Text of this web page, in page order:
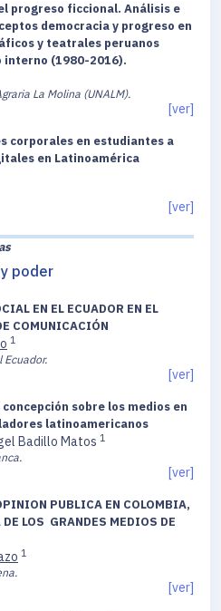
progreso ficcional. Análisis e
democracia y progreso en
y teatrales peruanos
(1980-2016).
La Molina (UNALM).
[ver]
corporales en estudiantes a
en Latinoamérica
[ver]
poder
EN EL ECUADOR EN EL
COMUNICACIÓN
1
Ecuador.
[ver]
sobre los medios en
latinoamericanos
Badillo Matos 1
[ver]
PUBLICA EN COLOMBIA,
LOS GRANDES MEDIOS DE
1
[ver]